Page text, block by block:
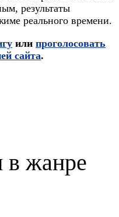
результаты
реального времени.
или проголосовать
сайта.
жанре